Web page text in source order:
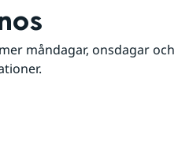
måndagar, onsdagar